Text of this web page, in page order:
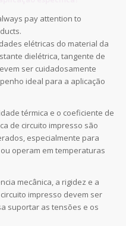
pay attention to
elétricas do material da
dielétrica, tangente de
ser cuidadosamente
ideal para a aplicação
térmica e o coeficiente de
de circuito impresso são
especialmente para
operam em temperaturas
mecânica, a rigidez e a
impresso devem ser
suportar as tensões e os